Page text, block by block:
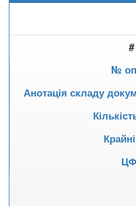
#
№
Анотація складу